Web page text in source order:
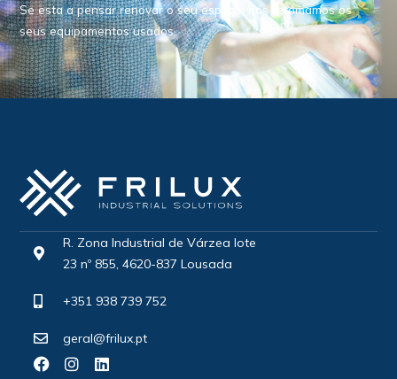
Se esta a pensar renovar o seu espaço, nós retomamos os
seus equipamentos usados.
R. Zona Industrial de Várzea lote
23 nº 855, 4620-837 Lousada
+351 938 739 752
geral@frilux.pt